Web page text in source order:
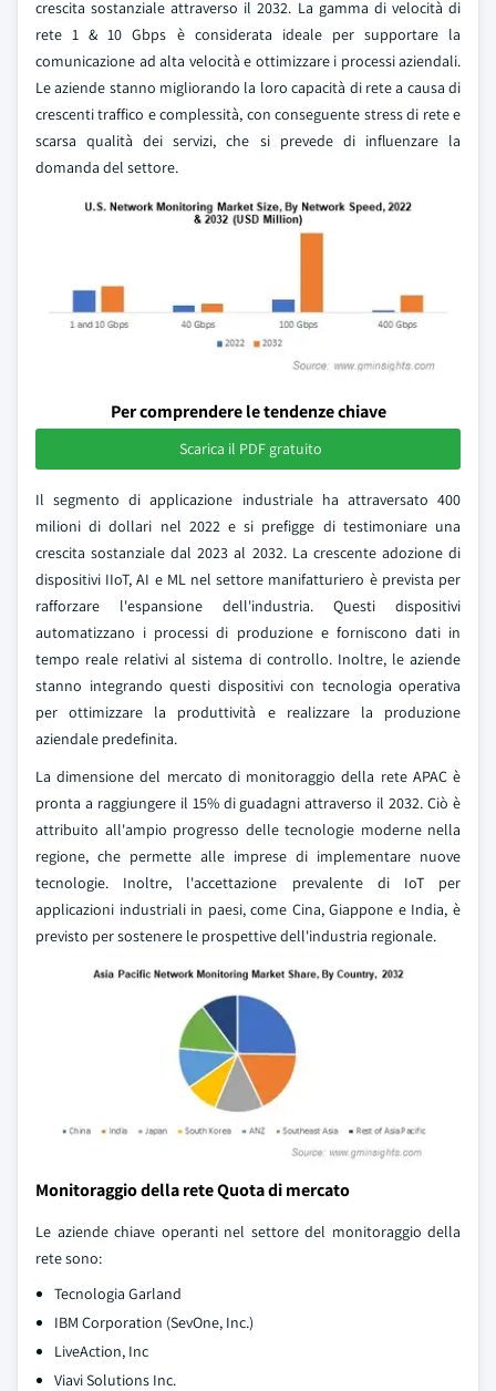
crescita sostanziale attraverso il 2032. La gamma di velocità di
rete 1 & 10 Gbps è considerata ideale per supportare la
comunicazione ad alta velocità e ottimizzare i processi aziendali.
Le aziende stanno migliorando la loro capacità di rete a causa di
crescenti traffico e complessità, con conseguente stress di rete e
scarsa qualità dei servizi, che si prevede di influenzare la
domanda del settore.
Per comprendere le tendenze chiave
Scarica il PDF gratuito
Il segmento di applicazione industriale ha attraversato 400
milioni di dollari nel 2022 e si prefigge di testimoniare una
crescita sostanziale dal 2023 al 2032. La crescente adozione di
dispositivi IIoT, AI e ML nel settore manifatturiero è prevista per
rafforzare l'espansione dell'industria. Questi dispositivi
automatizzano i processi di produzione e forniscono dati in
tempo reale relativi al sistema di controllo. Inoltre, le aziende
stanno integrando questi dispositivi con tecnologia operativa
per ottimizzare la produttività e realizzare la produzione
aziendale predefinita.
La dimensione del mercato di monitoraggio della rete APAC è
pronta a raggiungere il 15% di guadagni attraverso il 2032. Ciò è
attribuito all'ampio progresso delle tecnologie moderne nella
regione, che permette alle imprese di implementare nuove
tecnologie. Inoltre, l'accettazione prevalente di IoT per
applicazioni industriali in paesi, come Cina, Giappone e India, è
previsto per sostenere le prospettive dell'industria regionale.
Monitoraggio della rete Quota di mercato
Le aziende chiave operanti nel settore del monitoraggio della
rete sono:
Tecnologia Garland
IBM Corporation (SevOne, Inc.)
LiveAction, Inc
Viavi Solutions Inc.